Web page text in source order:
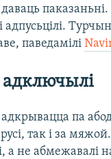
паказаньні.
паведамілі
адключылі
па
так і за
а не абмежавалі